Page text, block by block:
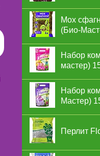
Мох
(Био-
Набор
мастер)
Набор
Мастер)
Перлит